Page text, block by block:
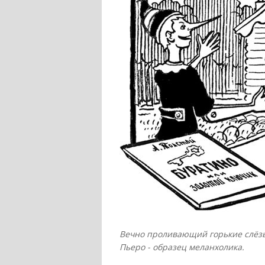
Вечно проливающий горькие
Пьеро - образец меланхолика.